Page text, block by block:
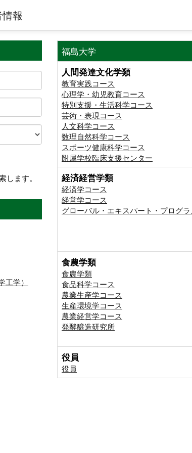
報
ます。
学）
福島大学
人間発達文化学類
教育実践コース
心理学・幼児教育コース
特別支援・生活科学コース
芸術・表現コース
人文科学コース
数理自然科学コース
スポーツ健康科学コース
附属学校臨床支援センター
経済経営学類
経済学コース
経営学コース
グローバル・エキスパート・プログラ
食農学類
食農学類
食品科学コース
農業生産学コース
生産環境学コース
農業経営学コース
発酵醸造研究所
役員
役員